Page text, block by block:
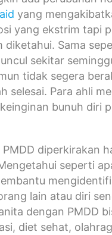
yang
yang ekstrim tapi
diketahui. Sama
sekitar
tidak segera
selesai. Para ahli
bunuh diri
diperkirakan
seperti
lain atau diri
dengan PMDD
diet sehat,